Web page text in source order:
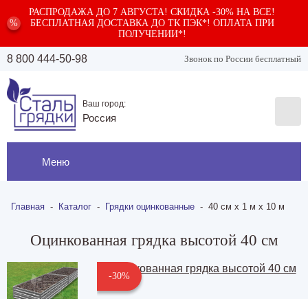
%
РАСПРОДАЖА ДО 7 АВГУСТА! СКИДКА -30% НА ВСЕ!
БЕСПЛАТНАЯ ДОСТАВКА ДО ТК ПЭК*! ОПЛАТА ПРИ
ПОЛУЧЕНИИ*!
8 800 444-50-98 Звонок по России бесплатный
Ваш город:
Россия
Меню
Главная - Каталог - Грядки оцинкованные - 40 см х 1 м х 10 м
Оцинкованная грядка высотой 40 см
-30%